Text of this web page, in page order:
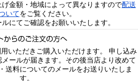
金額・地域によって異なりますので配送
いてをご覧ください。
にてご確認をお願いいたします。
いただきご購入いただけます。 申し込み
ールが届きます。その後当店より改めて
送料についてのメールをお送りいたしま
す。